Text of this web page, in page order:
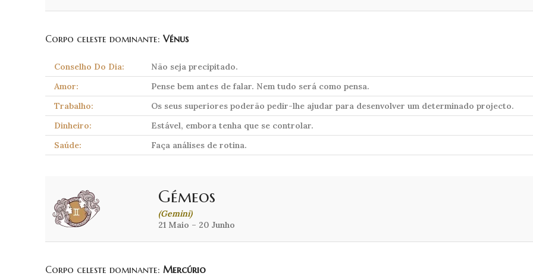
Corpo celeste dominante: Vénus
Conselho Do Dia:
Não seja precipitado.
Amor:
Pense bem antes de falar. Nem tudo será como pensa.
Trabalho:
Os seus superiores poderão pedir-lhe ajudar para desenvolver um determinado projecto.
Dinheiro:
Estável, embora tenha que se controlar.
Saúde:
Faça análises de rotina.
Gémeos
(Gemini)
21 Maio – 20 Junho
Corpo celeste dominante: Mercúrio